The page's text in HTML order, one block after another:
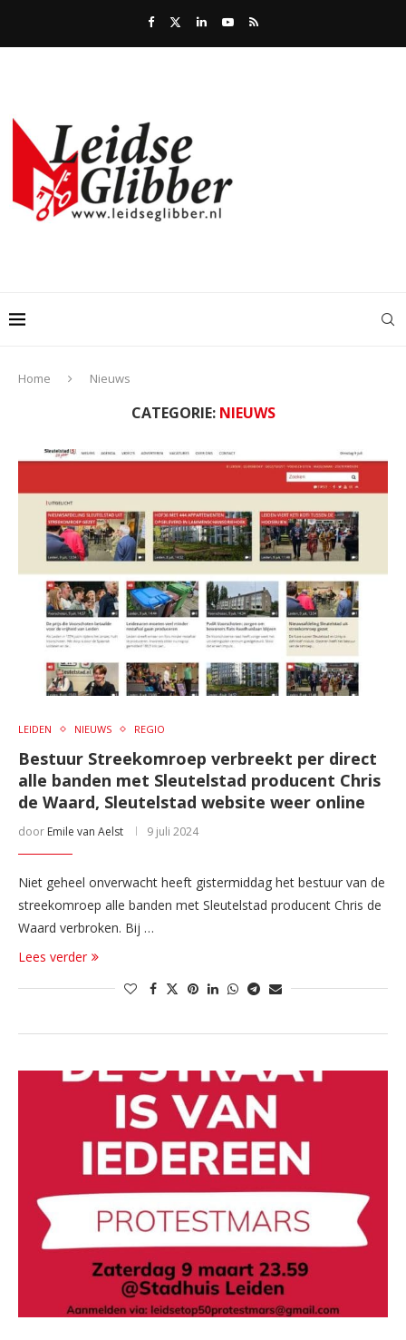
Home Nieuws
CATEGORIE: NIEUWS
LEIDEN NIEUWS REGIO
Bestuur Streekomroep verbreekt per direct
alle banden met Sleutelstad producent Chris
de Waard, Sleutelstad website weer online
door Emile van Aelst 9 juli 2024
Niet geheel onverwacht heeft gistermiddag het bestuur van de
streekomroep alle banden met Sleutelstad producent Chris de
Waard verbroken. Bij …
Lees verder